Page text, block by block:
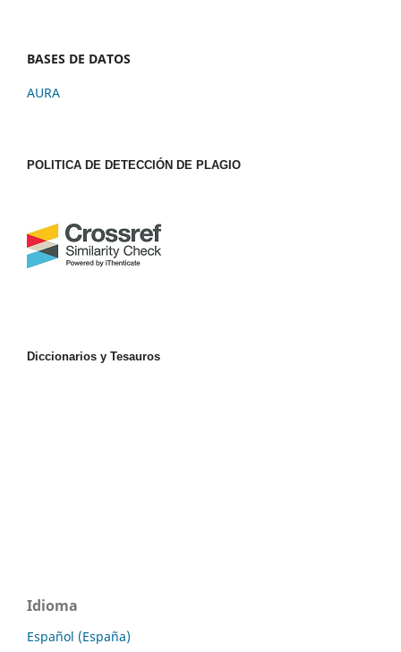
BASES DE DATOS
AURA
POLITICA DE DETECCIÓN DE PLAGIO
Diccionarios y Tesauros
Idioma
Español (España)